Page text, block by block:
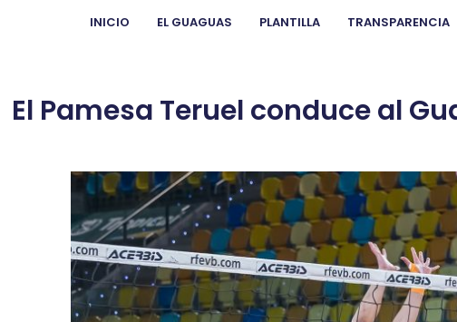
INICIO EL GUAGUAS PLANTILLA TRANSPARENCIA
El Pamesa Teruel conduce al